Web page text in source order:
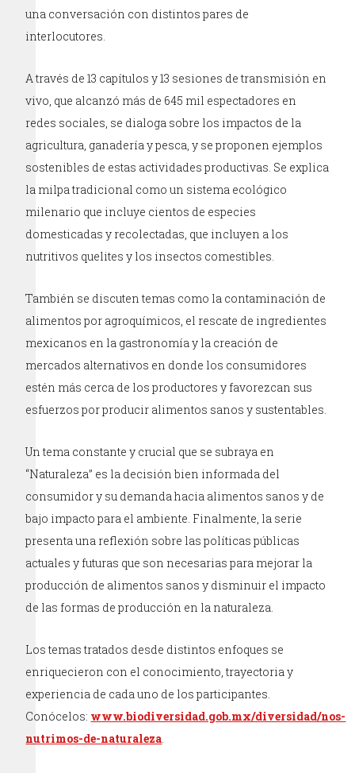
una conversación con distintos pares de
interlocutores.
A través de 13 capítulos y 13 sesiones de transmisión en
vivo, que alcanzó más de 645 mil espectadores en
redes sociales, se dialoga sobre los impactos de la
agricultura, ganadería y pesca, y se proponen ejemplos
sostenibles de estas actividades productivas. Se explica
la milpa tradicional como un sistema ecológico
milenario que incluye cientos de especies
domesticadas y recolectadas, que incluyen a los
nutritivos quelites y los insectos comestibles.
También se discuten temas como la contaminación de
alimentos por agroquímicos, el rescate de ingredientes
mexicanos en la gastronomía y la creación de
mercados alternativos en donde los consumidores
estén más cerca de los productores y favorezcan sus
esfuerzos por producir alimentos sanos y sustentables.
Un tema constante y crucial que se subraya en
“Naturaleza” es la decisión bien informada del
consumidor y su demanda hacia alimentos sanos y de
bajo impacto para el ambiente. Finalmente, la serie
presenta una reflexión sobre las políticas públicas
actuales y futuras que son necesarias para mejorar la
producción de alimentos sanos y disminuir el impacto
de las formas de producción en la naturaleza.
Los temas tratados desde distintos enfoques se
enriquecieron con el conocimiento, trayectoria y
experiencia de cada uno de los participantes.
Conócelos: www.biodiversidad.gob.mx/diversidad/nos-
nutrimos-de-naturaleza.